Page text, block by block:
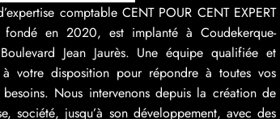
comptable CENT POUR CENT EXPERT
fondé en 2020, est implanté à Coudekerque-
Jean Jaurès. Une équipe qualifiée et
votre disposition pour répondre à toutes vos
Nous intervenons depuis la création de
société, jusqu’à son développement, avec des